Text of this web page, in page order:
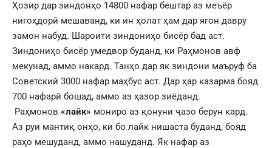
Ҳозир дар зиндонҳо 14800 нафар бештар аз меъёр
нигоҳдорӣ мешаванд, ки ин ҳолат ҳам дар ягон давру
замон набуд. Шароити зиндониҳо бисёр бад аст.
Зиндониҳо бисёр умедвор буданд, ки Раҳмонов авф
мекунад, аммо накард. Танҳо дар як зиндони маъруф ба
Советский 3000 нафар маҳбус аст. Дар ҳар казарма бояд
700 нафарӣ бошад, аммо аз ҳазор зиёданд.
Раҳмонов «лайк» мониро аз қонуни ҷазо берун кард.
Аз руи мантиқ онҳо, ки бо лайк нишаста буданд, бояд
раҳо мешуданд, аммо нашуданд. Як нафар аз